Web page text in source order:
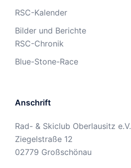
RSC-Kalender
Bilder und Berichte
RSC-Chronik
Blue-Stone-Race
Anschrift
Rad- & Skiclub Oberlausitz e.V.
Ziegelstraße 12
02779 Großschönau